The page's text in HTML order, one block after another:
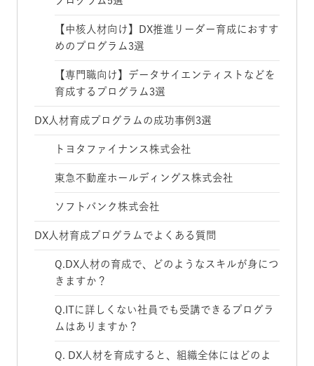
【中核人材向け】DX推進リーダー育成におすす
めのプログラム3選
【専門職向け】データサイエンティストなどを
育成するプログラム3選
DX人材育成プログラムの成功事例3選
トヨタファイナンス株式会社
東急不動産ホールディングス株式会社
ソフトバンク株式会社
DX人材育成プログラムでよくある質問
Q.DX人材の育成で、どのようなスキルが身につ
きますか？
Q.ITに詳しくない社員でも受講できるプログラ
ムはありますか？
Q. DX人材を育成すると、組織全体にはどのよ